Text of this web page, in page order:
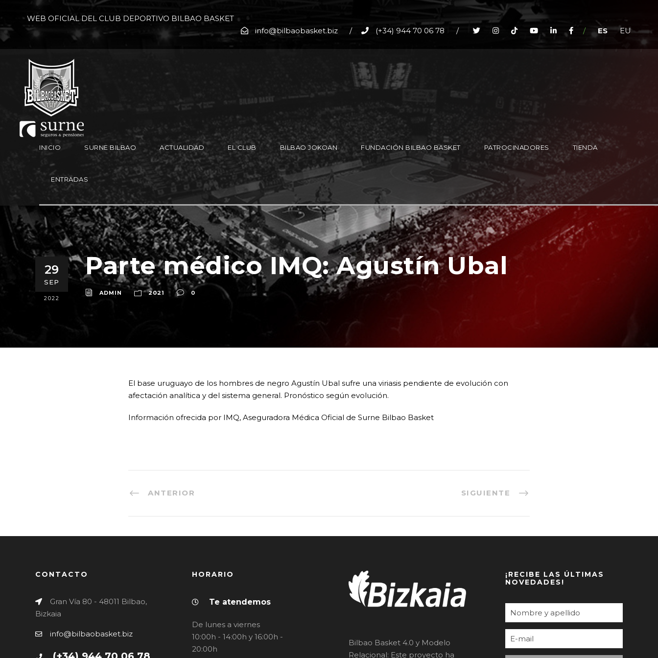
WEB OFICIAL DEL CLUB DEPORTIVO BILBAO BASKET
info@bilbaobasket.biz
/ (+34) 944 70 06 78 / / ES EU
INICIO SURNE BILBAO ACTUALIDAD EL CLUB BILBAO JOKOAN FUNDACIÓN BILBAO BASKET PATROCINADORES TIENDA
ENTRADAS
29
SEP
2022
Parte médico IMQ: Agustín Ubal
ADMIN 2021 0
El base uruguayo de los hombres de negro Agustín Ubal sufre una viriasis pendiente de evolución con
afectación analítica y del sistema general. Pronóstico según evolución.
Información ofrecida por IMQ, Aseguradora Médica Oficial de Surne Bilbao Basket
ANTERIOR SIGUIENTE
CONTACTO
Gran Vía 80 - 48011 Bilbao,
Bizkaia
info@bilbaobasket.biz
HORARIO
Te atendemos
De lunes a viernes
10:00h - 14:00h y 16:00h -
20:00h
Bilbao Basket 4.0 y Modelo
Relacional: Este proyecto ha
¡RECIBE LAS ÚLTIMAS
NOVEDADES!